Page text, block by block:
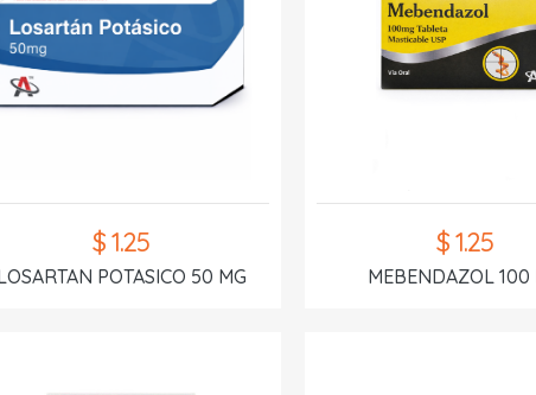
$ 1.25
POTASICO 50 MG
$ 1.25
MEBENDAZOL 100